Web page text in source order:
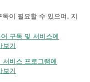
이 필요할 수 있으며, 지
구독 및 서비스에
보기
서비스 프로그램에
보기